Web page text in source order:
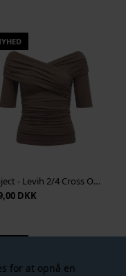
for at opnå en
Object - Levih 2/4 Cross Over Top - Morel
DKK